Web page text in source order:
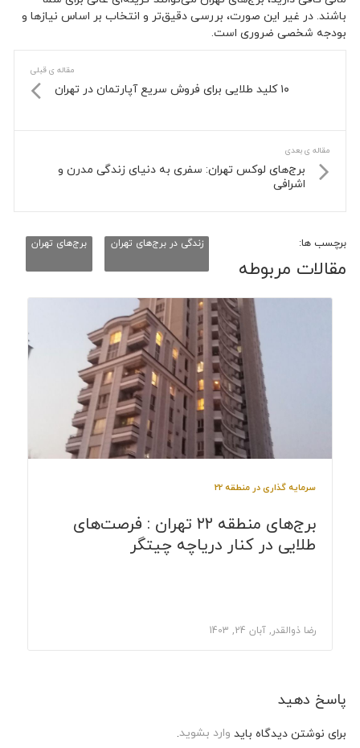
باشند. در غیر این صورت، بررسی دقیق‌تر و انتخاب بر اساس نیازها و
بودجه شخصی ضروری است.
مقاله ی قبلی
مقاله ی بعدی
برج‌های لوکس تهران: سفری به دنیای زندگی مدرن و
اشرافی
برچسب ها: برج‌های تهران زندگی در برج‌های تهران
مقالات مربوطه
سرمایه گذاری در منطقه 22
برج‌های منطقه ۲۲ تهران : فرصت‌های
طلایی در کنار دریاچه چیتگر
رضا ذوالقدر, آبان 24, 1403
پاسخ دهید
برای نوشتن دیدگاه بایدوارد بشوید.